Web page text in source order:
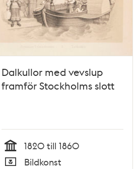
Dalkullor med vevslup
framför Stockholms slott
Tid
1820 till 1860
Bildkonst